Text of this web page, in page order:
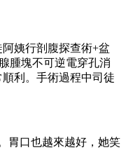
姨行剖腹探查術+盆
腫塊不可逆電穿孔消
利。手術過程中司徒
胃口也越來越好，她笑